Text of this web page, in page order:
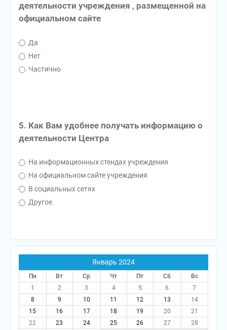
деятельности учреждения , размещенной на
официальном сайте
Да
Нет
Частично
5. Как Вам удобнее получать информацию о
деятельности Центра
На информационных стендах учреждения
На официальном сайте учреждения
В социальных сетях
Другое
Январь 2024
Пн Вт Ср Чт Пт Сб
Вс
1
2 3 4 5 6
7
8
9 10 11 12 13
14
15
16 17 18 19 20
21
22
23 24 25 26 27
28